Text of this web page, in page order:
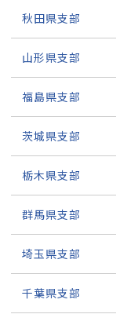
秋田県支部
山形県支部
福島県支部
茨城県支部
栃木県支部
群馬県支部
埼玉県支部
千葉県支部